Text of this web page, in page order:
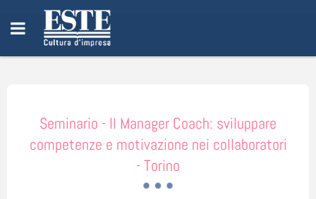
Seminario - Il Manager Coach: sviluppare
competenze e motivazione nei collaboratori
- Torino